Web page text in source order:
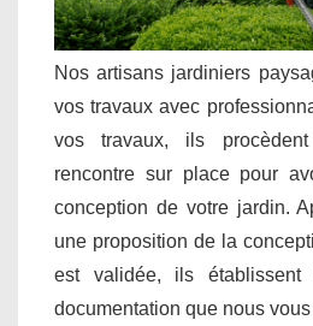
Nos artisans jardiniers
vos travaux avec
vos travaux, ils
rencontre sur place pour
conception de votre jardin.
une proposition de la
est validée, ils
documentation que nous